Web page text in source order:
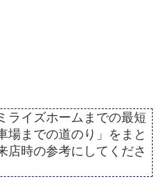
ライズホームまでの最短
場までの道のり」をまと
店時の参考にしてくださ